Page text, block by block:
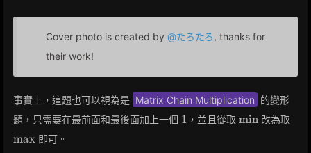
Cover photo is created by @たろたろ, thanks for
their work!
事實上，這題也可以視為是 Matrix Chain Multiplication 的變形
題，只需要在最前面和最後面加上一個 11 ，並且從取 \min
min 改為取
max 即可。